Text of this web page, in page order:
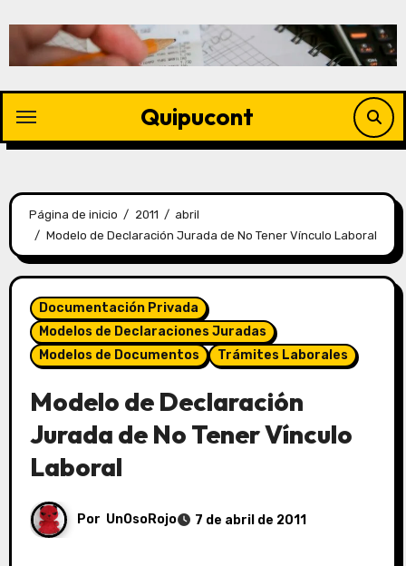
Quipucont
Página de inicio 2011
abril
Modelo de Declaración Jurada de No Tener Vínculo Laboral
Documentación Privada
Modelos de Declaraciones Juradas
Modelos de Documentos
Trámites Laborales
Modelo de Declaración
Jurada de No Tener Vínculo
Laboral
Por UnOsoRojo 7 de abril de 2011